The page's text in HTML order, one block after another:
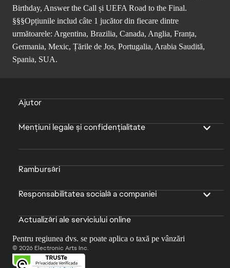
Birthday, Answer the Call și UEFA Road to the Final.
§§§Opțiunile includ câte 1 jucător din fiecare dintre
următoarele: Argentina, Brazilia, Canada, Anglia, Franța,
Germania, Mexic, Țările de Jos, Portugalia, Arabia Saudită,
Spania, SUA.
Ajutor
Mențiuni legale și confidențialitate
Rambursări
Responsabilitatea socială a companiei
Actualizări ale serviciului online
Pentru regiunea dvs. se poate aplica o taxă pe vânzări
© 2026 Electronic Arts Inc.